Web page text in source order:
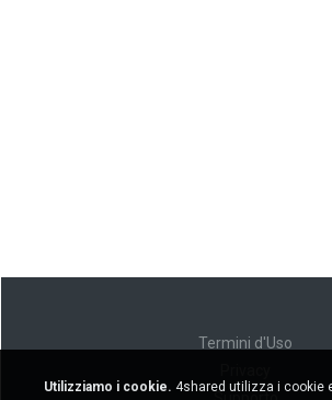
Termini d'Uso
Utilizziamo i cookie. 4shared utilizza i cookie